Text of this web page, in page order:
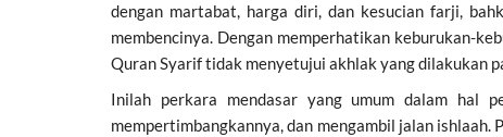
dengan martabat, harga diri, dan kesucian farji,
membencinya. Dengan memperhatikan keburukan-
Quran Syarif tidak menyetujui akhlak yang dilakukan
Inilah perkara mendasar yang umum dalam hal
mempertimbangkannya, dan mengambil jalan ishlaah.